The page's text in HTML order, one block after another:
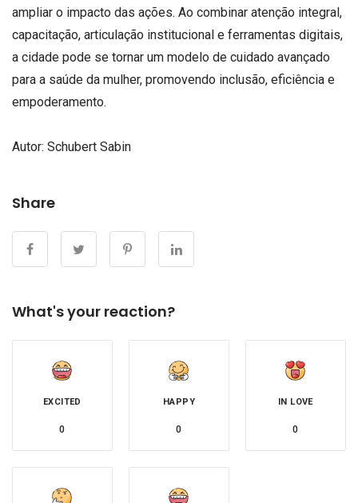
ampliar o impacto das ações. Ao combinar atenção integral,
capacitação, articulação institucional e ferramentas digitais,
a cidade pode se tornar um modelo de cuidado avançado
para a saúde da mulher, promovendo inclusão, eficiência e
empoderamento.
Autor: Schubert Sabin
Share
What's your reaction?
EXCITED
0
HAPPY
0
IN LOVE
0